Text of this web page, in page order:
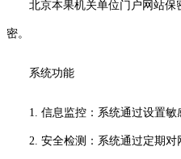
北京本果机关单位门户网站
密。
系统功能
1. 信息监控：系统通过设置
2. 安全检测：系统通过定期对网